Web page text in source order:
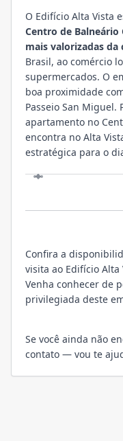
O Edifício Alta Vista
Centro de Balneário
mais valorizadas da
Brasil, ao comércio
supermercados. O
boa proximidade
Passeio San Miguel.
apartamento no
encontra no Alta
estratégica para o
Confira a
visita ao Edifício Alta
Venha conhecer de
privilegiada deste
Se você ainda não
contato — vou te